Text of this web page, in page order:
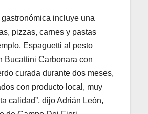
gastronómica incluye una
pizzas, carnes y pastas
Espaguetti al pesto
Bucattini Carbonara con
curada durante dos meses,
con producto local, muy
calidad”, dijo Adrián León,